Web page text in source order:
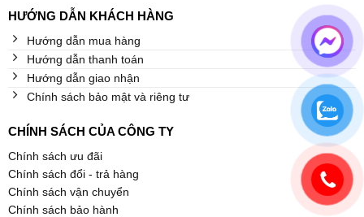
HƯỚNG DẪN KHÁCH HÀNG
Hướng dẫn mua hàng
Hướng dẫn thanh toán
Hướng dẫn giao nhận
Chính sách bảo mật và riêng tư
CHÍNH SÁCH CỦA CÔNG TY
Chính sách ưu đãi
Chính sách đổi - trả hàng
Chính sách vận chuyển
Chính sách bảo hành